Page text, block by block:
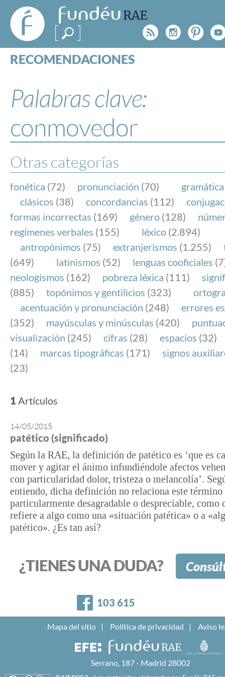
FundéuRAE
- Fundación
del Español
Urgente
Rss
RECOMENDACIONES
ESPECIALES
BLOG
NOTICIAS
FundéuRAE es una fundación patrocinada por la
y la Real Academia Española, cuyo objetivo es
el buen uso del español en los medios de
Internet.
Palabras clave:
conmovedor
Otras categorías
fonética (72) pronunciación (70) gramática
clásicos (38) concordancias (112)
formas incorrectas (169) género (128)
regímenes verbales (155) léxico (2.894)
antropónimos (75) extranjerismos (1.255)
(649)
latinismos (52) lenguas cooficiales
neologismos (162) pobreza léxica (111)
(885)
topónimos y gentilicios (323)
acentuación y pronunciación (248)
errores
(352)
mayúsculas y minúsculas (420)
visualización (245) cifras (28) espacios (32)
(14)
marcas tipográficas (171)
signos
(23)
1 Artículos
14/05/2015
patético (significado)
Según la RAE, la definición de patético es ‘que es
mover y agitar el ánimo infundiéndole afectos
con particularidad dolor, tristeza o melancolía’.
entiendo, dicha definición no relaciona este término
particularmente desagradable o despreciable, como
refiere a algo como una «situación patética» o a
patético». ¿Es tan así?
¿TIENES UNA DUDA?
Facebook
103 615
Mapa del sitio Política de privacidad Aviso
Serrano, 187 - Madrid 28002